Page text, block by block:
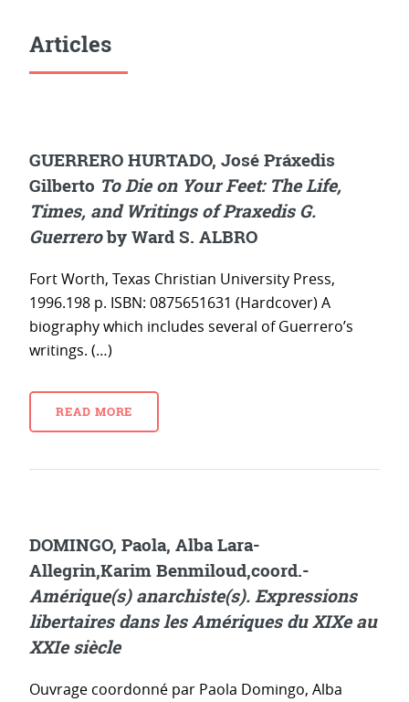
Articles
GUERRERO HURTADO, José Práxedis
Gilberto To Die on Your Feet: The Life,
Times, and Writings of Praxedis G.
Guerreroby Ward S. ALBRO
Fort Worth, Texas Christian University Press,
1996.198 p. ISBN: 0875651631 (Hardcover) A
biography which includes several of Guerrero’s
writings. (…)
READ MORE
DOMINGO, Paola, Alba Lara-
Allegrin,Karim Benmiloud,coord.-
Amérique(s) anarchiste(s). Expressions
libertaires dans les Amériques du XIXe au
XXIe siècle
Ouvrage coordonné par Paola Domingo, Alba